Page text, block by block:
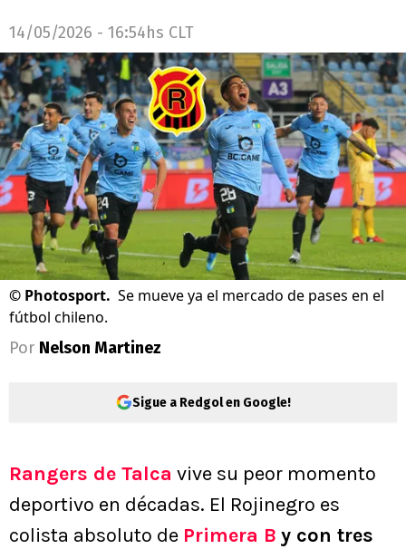
14/05/2026 - 16:54hs CLT
© Photosport. Se mueve ya el mercado de pases en el
fútbol chileno.
Por Nelson Martinez
Sigue a Redgol en Google!
Rangers de Talca vive su peor momento
deportivo en décadas. El Rojinegro es
colista absoluto de Primera B y con tres